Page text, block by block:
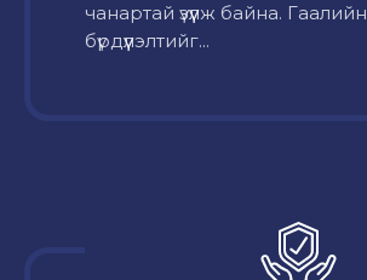
чанартай үзүүлж байна. Гаалийн
бүрдүүлэлтийг...